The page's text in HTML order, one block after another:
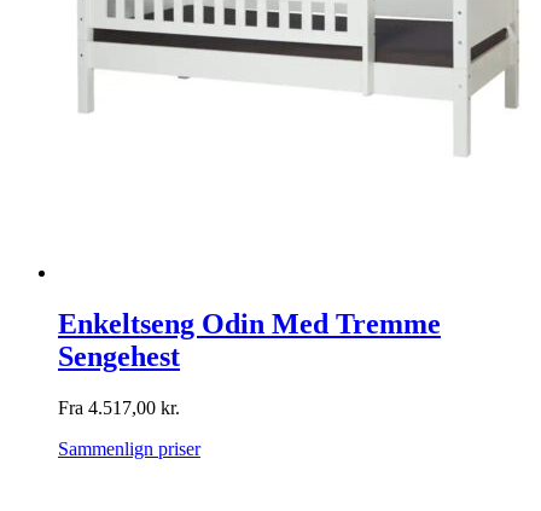
Enkeltseng Odin Med Tremme
Sengehest
Fra 4.517,00 kr.
Sammenlign priser